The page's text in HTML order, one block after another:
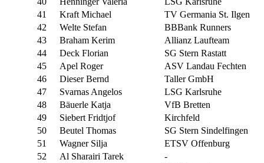
41
Kraft Michael
TV Germania St. Ilgen
42
Welte Stefan
BBBank Runners
43
Braham Kerim
Allianz Laufteam
44
Deck Florian
SG Stern Rastatt
45
Apel Roger
ASV Landau Fechten
46
Dieser Bernd
Taller GmbH
47
Svarnas Angelos
LSG Karlsruhe
48
Bäuerle Katja
VfB Bretten
49
Siebert Fridtjof
Kirchfeld
50
Beutel Thomas
SG Stern Sindelfingen
51
Wagner Silja
ETSV Offenburg
52
Al Sharairi Tarek
-